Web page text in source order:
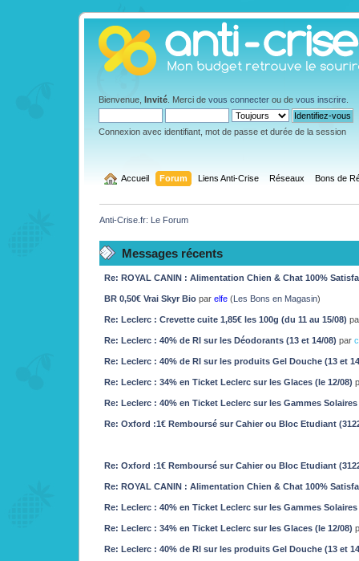
Bienvenue, Invité . Merci de vous connecter ou de vous inscrire
Connexion avec identifiant, mot de passe et durée de la session
Accueil Forum Liens Anti-Crise Réseaux Bons de
Anti-Crise.fr: Le Forum
Messages récents
Re: ROYAL CANIN : Alimentation Chien & Chat 100%
BR 0,50€ Vrai Skyr Biopar elfe(Les Bons en Magasin)
Re: Leclerc : Crevette cuite 1,85€ les 100g (du 11 au 15/08)
Re: Leclerc : 40% de RI sur les Déodorants (13 et 14/08) par
Re: Leclerc : 40% de RI sur les produits Gel Douche (13 et
Re: Leclerc : 34% en Ticket Leclerc sur les Glaces (le 12/08)
Re: Leclerc : 40% en Ticket Leclerc sur les Gammes Solaires
Re: Oxford :1€ Remboursé sur Cahier ou Bloc Etudiant
Re: Oxford :1€ Remboursé sur Cahier ou Bloc Etudiant
Re: ROYAL CANIN : Alimentation Chien & Chat 100%
Re: Leclerc : 40% en Ticket Leclerc sur les Gammes Solaires
Re: Leclerc : 34% en Ticket Leclerc sur les Glaces (le 12/08)
Re: Leclerc : 40% de RI sur les produits Gel Douche (13 et